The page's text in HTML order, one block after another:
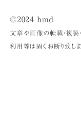
©2024 hmd
文章や画像の転載・複製・
利用等は固くお断り致しま